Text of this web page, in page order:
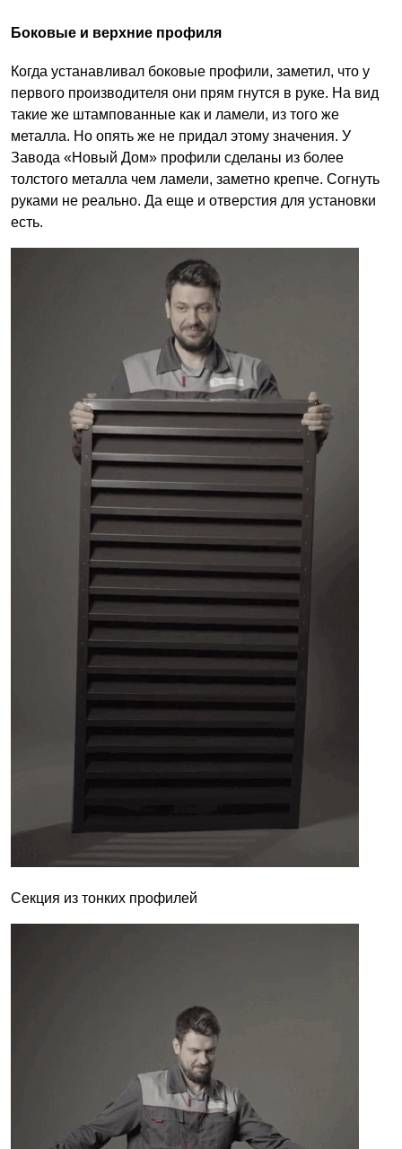
Боковые и верхние профиля
Когда устанавливал боковые профили, заметил, что у
первого производителя они прям гнутся в руке. На вид
такие же штампованные как и ламели, из того же
металла. Но опять же не придал этому значения. У
Завода «Новый Дом» профили сделаны из более
толстого металла чем ламели, заметно крепче. Согнуть
руками не реально. Да еще и отверстия для установки
есть.
Секция из тонких профилей